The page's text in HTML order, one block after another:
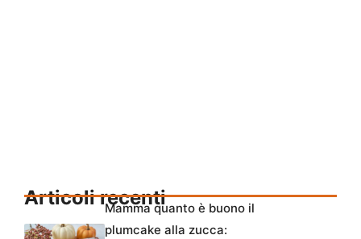
Articoli recentiMamma quanto è buono il
plumcake alla zucca: